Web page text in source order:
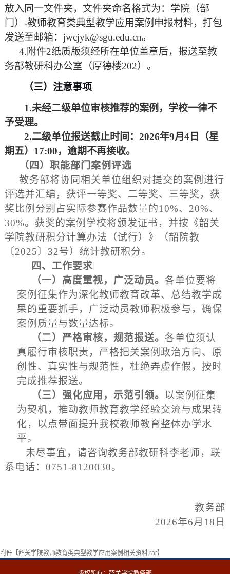
放入同一文件夹，文件夹命名格式为：学院（部
门）-教师教育类典型教学应用案例申报材料，打包
发送至邮箱：jwcjyk@sgu.edu.cn。
4.附件2纸质版须经所在单位盖章后，报送至教
务部教研科办公室（厚德楼202）。
（三） 注意事项
1.未经二级单位审核推荐的案例，学校一律不
予受理。
2.二级单位报送截止时间： 2026年9月4日（星
期五）17:00，逾期不再接收。
（ 四 ） 职能部门 案例评选
教务部将协同相关单位组织对提交的案例进行
评选并汇编，获评一等奖、二等奖、三等奖，获
奖比例分别占实际参赛作品数量的10%、20%、
30%。获奖的案例学校将颁发证书，并按《韶关
学院教研积分计算办法（试行）》（韶院教
〔2025〕32号）统计教研积分。
四 、 工作要求
（一） 高度重视，广泛动员。 各单位要将
案例征集作为深化教师教育改革、总结教学成
果的重要抓手，广泛动员教师积极参与，确保
案例质量与数量达标。
（二） 严格审核，规范报送。 各单位须认
真履行审核职责，严格把关案例政治方向、原
创性、真实性与规范性，杜绝弄虚作假，按时
完成推荐报送。
（三） 强化应用，示范引领。 以案例征集
为契机，推动教师教育教学经验交流与成果转
化，以点带面提升我校教师教育整体办学水
平。
未尽事宜，请咨询教务部教研科李老师，联
系电话：0751-8120030。
教务部
2026年6月18日
附件【韶关学院教师教育类典型教学应用案例相关资料.rar】